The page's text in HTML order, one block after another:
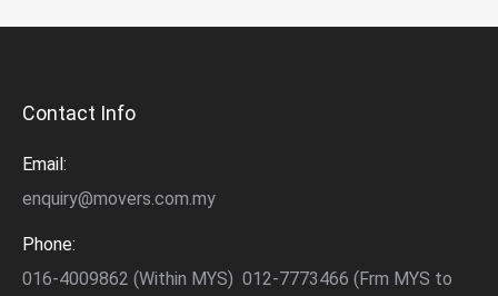
Contact Info
Email:
enquiry@movers.com.my
Phone:
016-4009862 (Within MYS) 012-7773466 (Frm MYS to